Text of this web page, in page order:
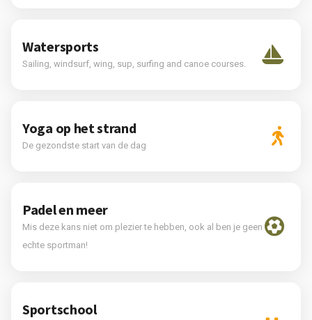
Watersports
Sailing, windsurf, wing, sup, surfing and canoe courses.
Yoga op het strand
De gezondste start van de dag
Padel en meer
Mis deze kans niet om plezier te hebben, ook al ben je geen
echte sportman!
Sportschool